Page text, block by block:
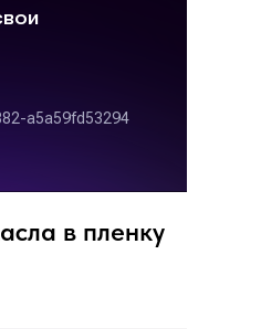
в пленку